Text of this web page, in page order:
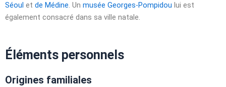
Séoul et de Médine. Un musée Georges-Pompidou lui est
également consacré dans sa ville natale.
Éléments personnels
Origines familiales